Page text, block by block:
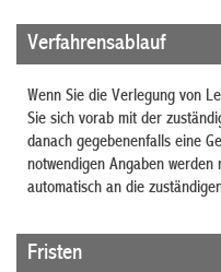
Verfahrensablauf
Wenn Sie die Verlegung von
Sie sich vorab mit der
danach gegebenenfalls eine
notwendigen Angaben
automatisch an die
Fristen